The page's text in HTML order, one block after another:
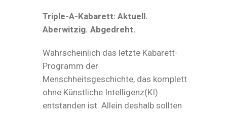
Triple-A-Kabarett: Aktuell.
Aberwitzig. Abgedreht.
Wahrscheinlich das letzte Kabarett-
Programm der
Menschheitsgeschichte, das komplett
ohne Künstliche Intelligenz(KI)
entstanden ist. Allein deshalb sollten